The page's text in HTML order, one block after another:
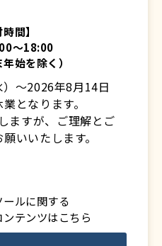
時間】
〜18:00
始を除く）
～2026年8月14日
となります。
ますが、ご理解とご
いいたします。
ルに関する
テンツはこちら